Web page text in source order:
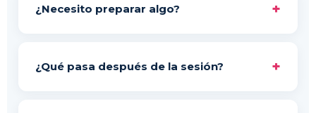
candidata, también te lo digo. No hay presión.
¿Necesito preparar algo? +
útil será la sesión.
¿Qué pasa después de la sesión? +